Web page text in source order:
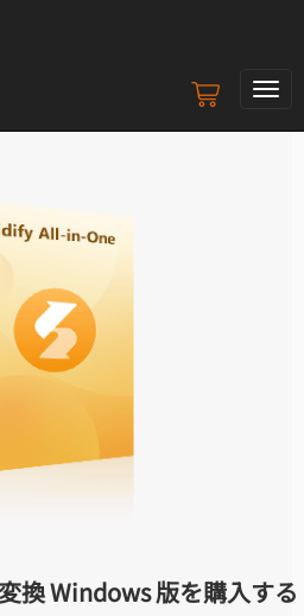
ナ
換 Windows 版を購入する